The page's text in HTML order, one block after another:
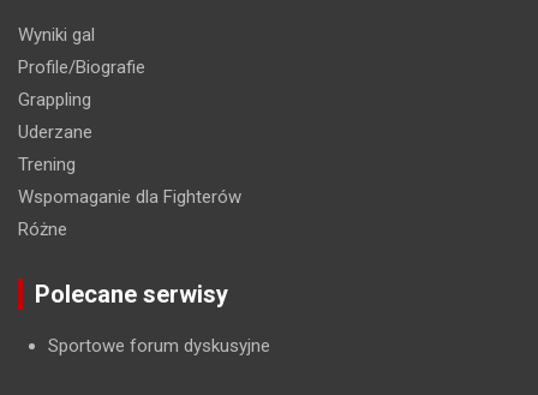
Wyniki gal
Profile/Biografie
Grappling
Uderzane
Trening
Wspomaganie dla Fighterów
Różne
Polecane serwisy
Sportowe forum dyskusyjne